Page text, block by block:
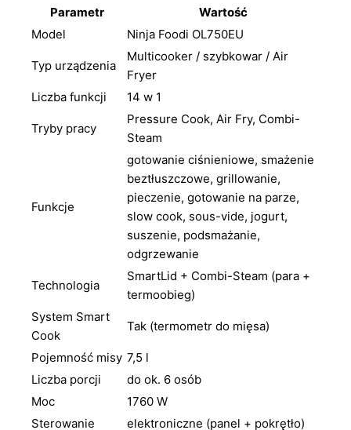
Parametr
Wartość
Model
Ninja Foodi OL750EU
Typ urządzenia
Multicooker / szybkowar / Air
Fryer
Liczba funkcji
14 w 1
Tryby pracy
Pressure Cook, Air Fry, Combi-
Steam
Funkcje
gotowanie ciśnieniowe, smażenie
beztłuszczowe, grillowanie,
pieczenie, gotowanie na parze,
slow cook, sous-vide, jogurt,
suszenie, podsmażanie,
odgrzewanie
Technologia
SmartLid + Combi-Steam (para +
termoobieg)
System Smart
Cook
Tak (termometr do mięsa)
Pojemność misy 7,5 l
Liczba porcji
do ok. 6 osób
Moc
1760 W
Sterowanie
elektroniczne (panel + pokrętło)